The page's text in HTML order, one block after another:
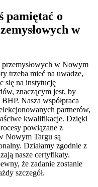
pamiętać o
w
w Nowym
trzeba mieć na uwadze,
się na instytucję
znaczącym jest, by
Nasza współpraca
partnerów,
kwalifikacje. Dzięki
powiązane z
Nowym Targu są
Działamy zgodnie z
nasze certyfikaty.
że zadanie zostanie
szczegół.